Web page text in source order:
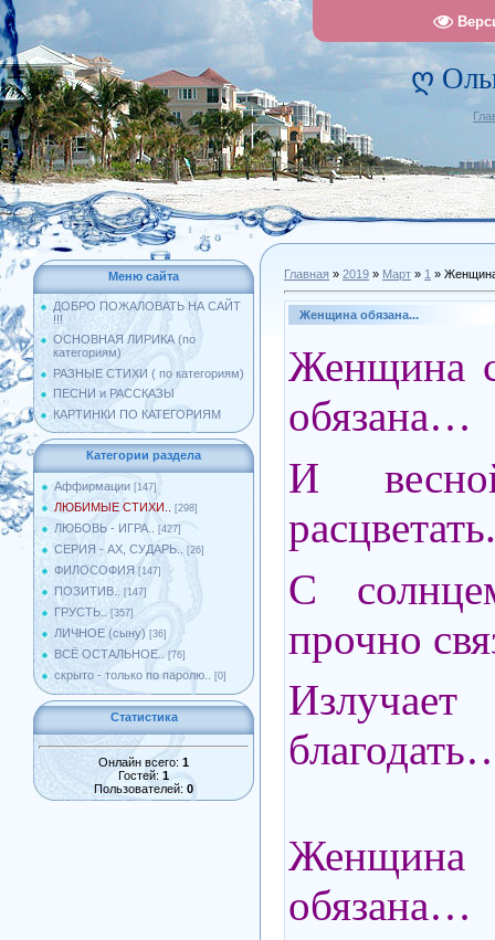
ღ
Меню сайта
ДОБРО ПОЖАЛОВАТЬ НА САЙТ
!!!
ОСНОВНАЯ ЛИРИКА (по
категориям)
РАЗНЫЕ СТИХИ ( по категориям)
ПЕСНИ и РАССКАЗЫ
КАРТИНКИ ПО КАТЕГОРИЯМ
Категории раздела
Аффирмации [147]
ЛЮБИМЫЕ СТИХИ.. [298]
ЛЮБОВЬ - ИГРА.. [427]
СЕРИЯ - АХ, СУДАРЬ.. [26]
ФИЛОСОФИЯ [147]
ПОЗИТИВ.. [147]
ГРУСТЬ.. [357]
ЛИЧНОЕ (сыну) [36]
ВСЁ ОСТАЛЬНОЕ.. [76]
скрыто - только по паролю.. [0]
Статистика
Онлайн всего: 1
Гостей: 1
Пользователей: 0
Главная » 2019 » Март » 1 »
Женщина обязана...
Женщина
обязана…
И
С
прочно
Женщина
обязана…